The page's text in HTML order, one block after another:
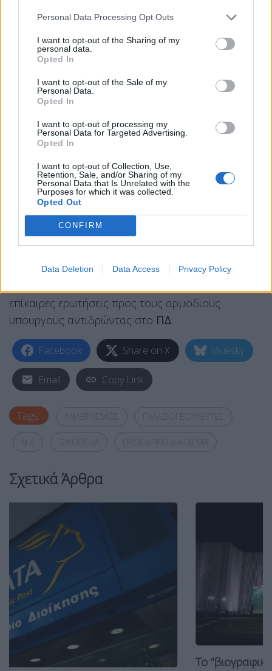
Personal Data Processing Opt Outs
I want to opt-out of the Sharing of my
personal data.
Opted In
I want to opt-out of the Sale of my
Personal Data.
Opted In
I want to opt-out of processing my
Personal Data for Targeted Advertising.
Opted In
I want to opt-out of Collection, Use,
Retention, Sale, and/or Sharing of my
Personal Data that Is Unrelated with the
Purposes for which it was collected.
Opted Out
CONFIRM
Data Deletion Data Access Privacy Policy
Επίσης και ο βουλευτής Ηρακλείου
ΛευτέρηςΑυγενάκηςυπογραμμίζει πως
“Το νέο
θεσμικό πλαίσιο έχει προκαλέσει ανησυχία στην
κοινωνία του Ηρακλείου, καθώς τίθεται εκτός
ορίων οικισμοί κάτω των 2.000 κατοίκων, οι
οποίοι έχουν δημιουργηθεί μετά το 1983 και άρα
εγείρεται ζήτημα αρτιότητας και
οικοδομησιμότητας των αντίστοιχων
οικοπέδων’,αναφέρει στην ερώτησή του
Να σημειωθεί ότι οι ερωτήσεις των βουλευτών
τηςΝΔ, όπως επίσης των βουλευτών
ΚώσταΚεφαλογιάννη,
έχουν γίνει κατά μόνας, ενώ παράλληλα και τα
επίκαιρες ερωτήσεις προς τους αρμοδιους
υπουργους αντιδρώντας στο ΠΔ.
Facebook Share on X Bluesky
Email Copy Link
Tags:
Σχετικά Άρθρα
Το “βιογραφικό” του Δένδια και